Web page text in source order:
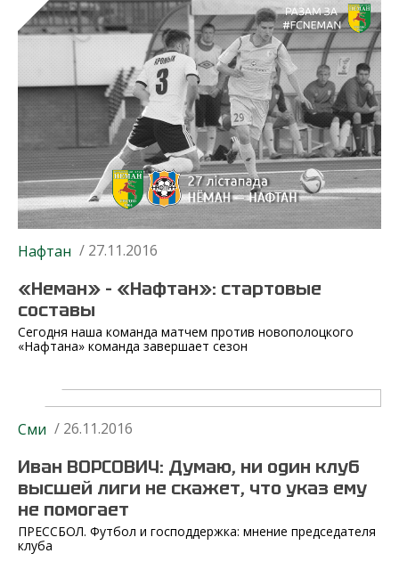
Нафтан / 27.11.2016
«Неман» – «Нафтан»: стартовые
составы
Сегодня наша команда матчем против новополоцкого
«Нафтана» команда завершает сезон
Сми / 26.11.2016
Иван ВОРСОВИЧ: Думаю, ни один клуб
высшей лиги не скажет, что указ ему
не помогает
ПРЕССБОЛ. Футбол и господдержка: мнение председателя
клуба